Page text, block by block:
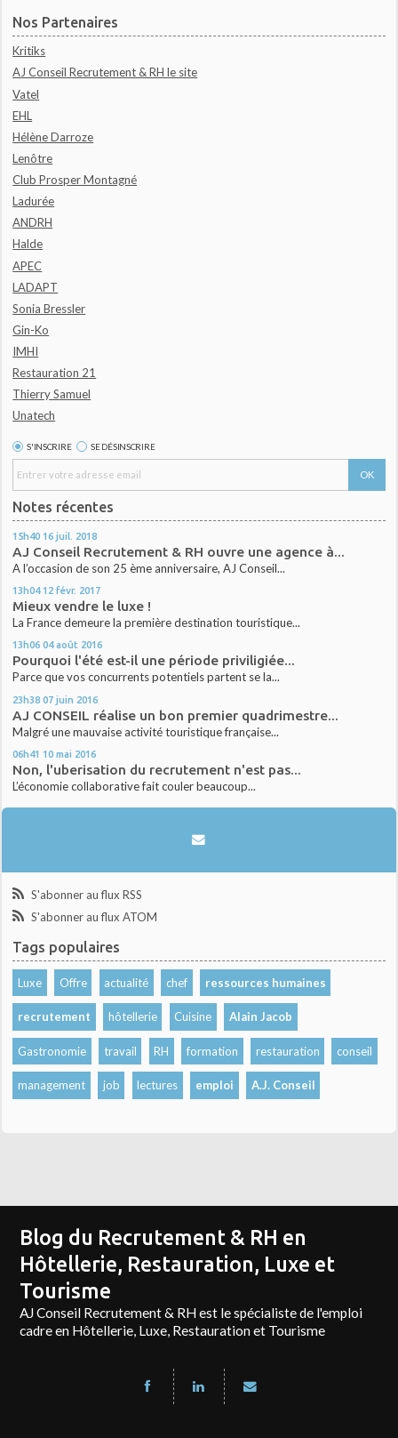
Nos Partenaires
Kritiks
AJ Conseil Recrutement & RH le site
Vatel
EHL
Hélène Darroze
Lenôtre
Club Prosper Montagné
Ladurée
ANDRH
Halde
APEC
LADAPT
Sonia Bressler
Gin-Ko
IMHI
Restauration 21
Thierry Samuel
Unatech
S'INSCRIRE SE DÉSINSCRIRE
Notes récentes
15h40 16 juil. 2018
AJ Conseil Recrutement & RH ouvre une agence à...
A l’occasion de son 25 ème anniversaire, AJ Conseil...
13h04 12 févr. 2017
Mieux vendre le luxe !
La France demeure la première destination touristique...
13h06 04 août 2016
Pourquoi l'été est-il une période priviligiée...
Parce que vos concurrents potentiels partent se la...
23h38 07 juin 2016
AJ CONSEIL réalise un bon premier quadrimestre...
Malgré une mauvaise activité touristique française...
06h41 10 mai 2016
Non, l'uberisation du recrutement n'est pas...
L’économie collaborative fait couler beaucoup...
S'abonner au flux RSS
S'abonner au flux ATOM
Tags populaires
Luxe Offre actualité chef ressources humaines
recrutement hôtellerie Cuisine Alain Jacob
Gastronomie travail RH formation restauration conseil
management job lectures emploi A.J. Conseil
Blog du Recrutement & RH en
Hôtellerie, Restauration, Luxe et
Tourisme
AJ Conseil Recrutement & RH est le spécialiste de l'emploi
cadre en Hôtellerie, Luxe, Restauration et Tourisme